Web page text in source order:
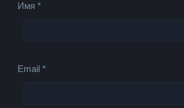
Имя*
Email*